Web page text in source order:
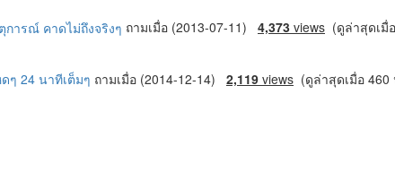
การณ์ คาดไม่ถึงจริงๆ ถามเมื่อ (2013-07-11) 4,373 views (ดูล่าสุดเมื่
ๆ 24 นาทีเต็มๆ ถามเมื่อ (2014-12-14) 2,119 views (ดูล่าสุดเมื่อ 460